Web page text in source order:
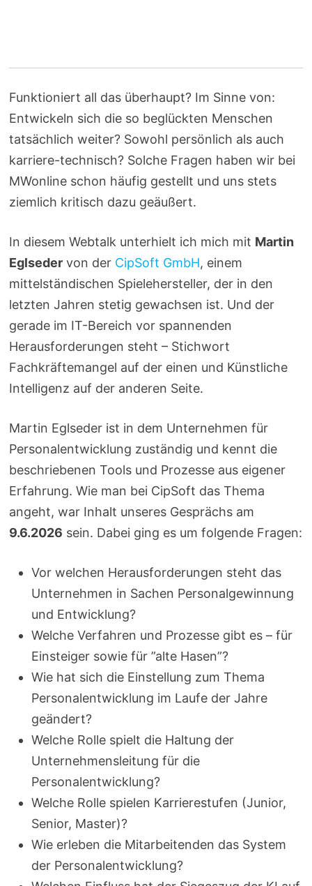
Funktioniert all das überhaupt? Im Sinne von:
Entwickeln sich die so beglückten Menschen
tatsächlich weiter? Sowohl persönlich als auch
karriere-technisch? Solche Fragen haben wir bei
MWonline schon häufig gestellt und uns stets
ziemlich kritisch dazu geäußert.
In diesem Webtalk unterhielt ich mich mit Martin
Eglseder von der CipSoft GmbH, einem
mittelständischen Spielehersteller, der in den
letzten Jahren stetig gewachsen ist. Und der
gerade im IT-Bereich vor spannenden
Herausforderungen steht – Stichwort
Fachkräftemangel auf der einen und Künstliche
Intelligenz auf der anderen Seite.
Martin Eglseder ist in dem Unternehmen für
Personalentwicklung zuständig und kennt die
beschriebenen Tools und Prozesse aus eigener
Erfahrung. Wie man bei CipSoft das Thema
angeht, war Inhalt unseres Gesprächs am
9.6.2026 sein. Dabei ging es um folgende Fragen:
Vor welchen Herausforderungen steht das
Unternehmen in Sachen Personalgewinnung
und Entwicklung?
Welche Verfahren und Prozesse gibt es – für
Einsteiger sowie für ”alte Hasen”?
Wie hat sich die Einstellung zum Thema
Personalentwicklung im Laufe der Jahre
geändert?
Welche Rolle spielt die Haltung der
Unternehmensleitung für die
Personalentwicklung?
Welche Rolle spielen Karrierestufen (Junior,
Senior, Master)?
Wie erleben die Mitarbeitenden das System
der Personalentwicklung?